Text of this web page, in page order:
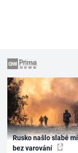
Rusko našlo slabé
bez varování